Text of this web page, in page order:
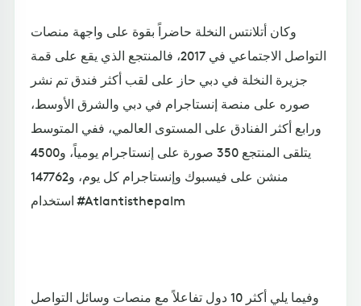
وكان أتلانتس النخلة حاضراً بقوة على واجهة منصات
التواصل الاجتماعي في 2017، فالمنتجع الذي يقع على قمة
جزيرة النخلة في دبي حاز على لقب أكثر فندق تم نشر
صوره على منصة إنستاجرام في دبي والشرق الأوسط،
ورابع أكثر الفنادق على المستوى العالمي، ففي المتوسط
يتلقى المنتجع 350 صورة على إنستاجرام يومياً، و4500
منشن على فيسبوك وإنستاجرام كل يوم، و147762
استخدام #Atlantisthepalm
وفيما يلي أكثر 10 دول تفاعلاً مع منصات وسائل التواصل